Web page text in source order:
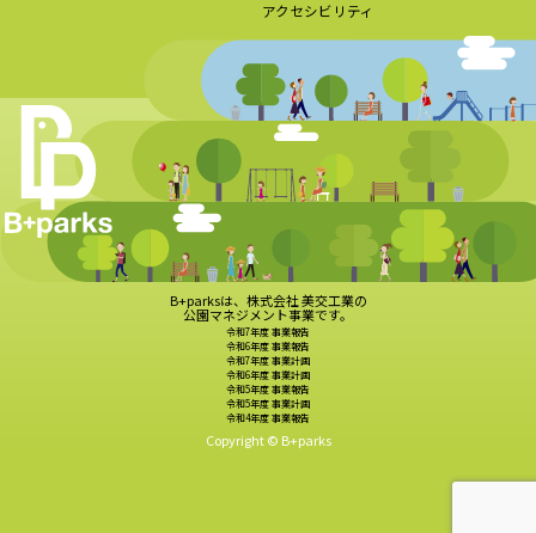
アクセシビリティ
B+parksは、株式会社 美交工業の
公園マネジメント事業です。
令和7年度 事業報告
令和6年度 事業報告
令和7年度 事業計画
令和6年度 事業計画
令和5年度 事業報告
令和5年度 事業計画
令和4年度 事業報告
Copyright © B+parks